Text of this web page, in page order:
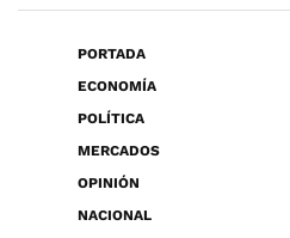
PORTADA
ECONOMÍA
POLÍTICA
MERCADOS
OPINIÓN
NACIONAL